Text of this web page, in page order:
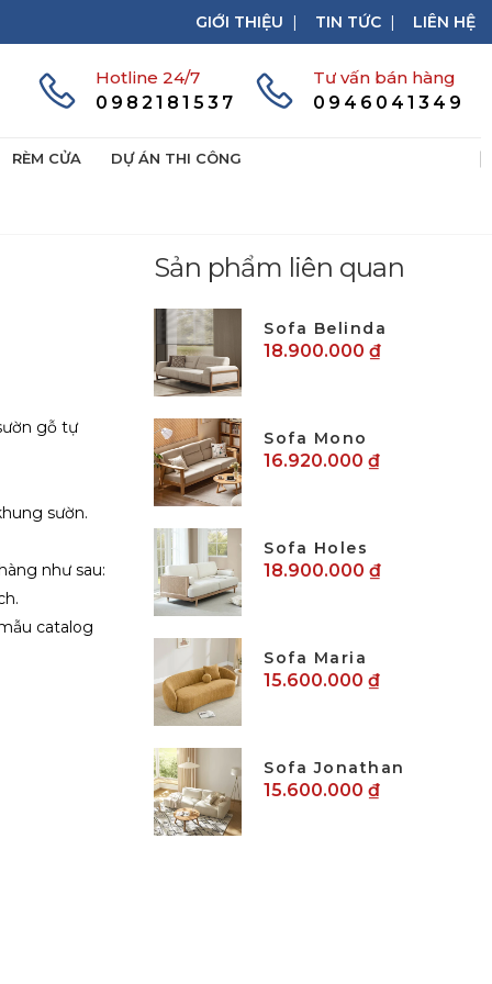
GIỚI THIỆU | TIN TỨC | LIÊN HỆ
Hotline 24/7
0982181537
Tư vấn bán hàng
0946041349
RÈM CỬA DỰ ÁN THI CÔNG
gỗ tự
sườn.
như sau:
catalog
Sản phẩm liên quan
Sofa Belinda
18.900.000 ₫
Sofa Mono
16.920.000 ₫
Sofa Holes
18.900.000 ₫
Sofa Maria
15.600.000 ₫
Sofa Jonathan
15.600.000 ₫